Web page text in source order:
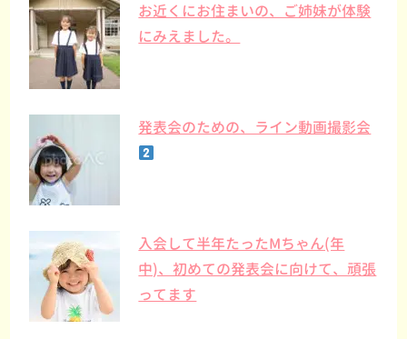
お近くにお住まいの、ご姉妹が体験
にみえました。
発表会のための、ライン動画撮影会
入会して半年たったMちゃん(年
中)、初めての発表会に向けて、頑張
ってます